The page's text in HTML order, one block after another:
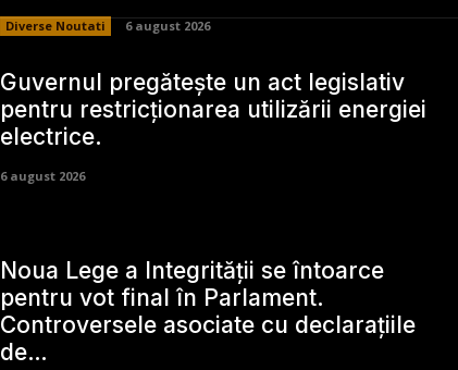
Diverse Noutati 6 august 2026
Guvernul pregătește un act legislativ
pentru restricționarea utilizării energiei
electrice.
6 august 2026
Noua Lege a Integrității se întoarce
pentru vot final în Parlament.
Controversele asociate cu declarațiile
de…